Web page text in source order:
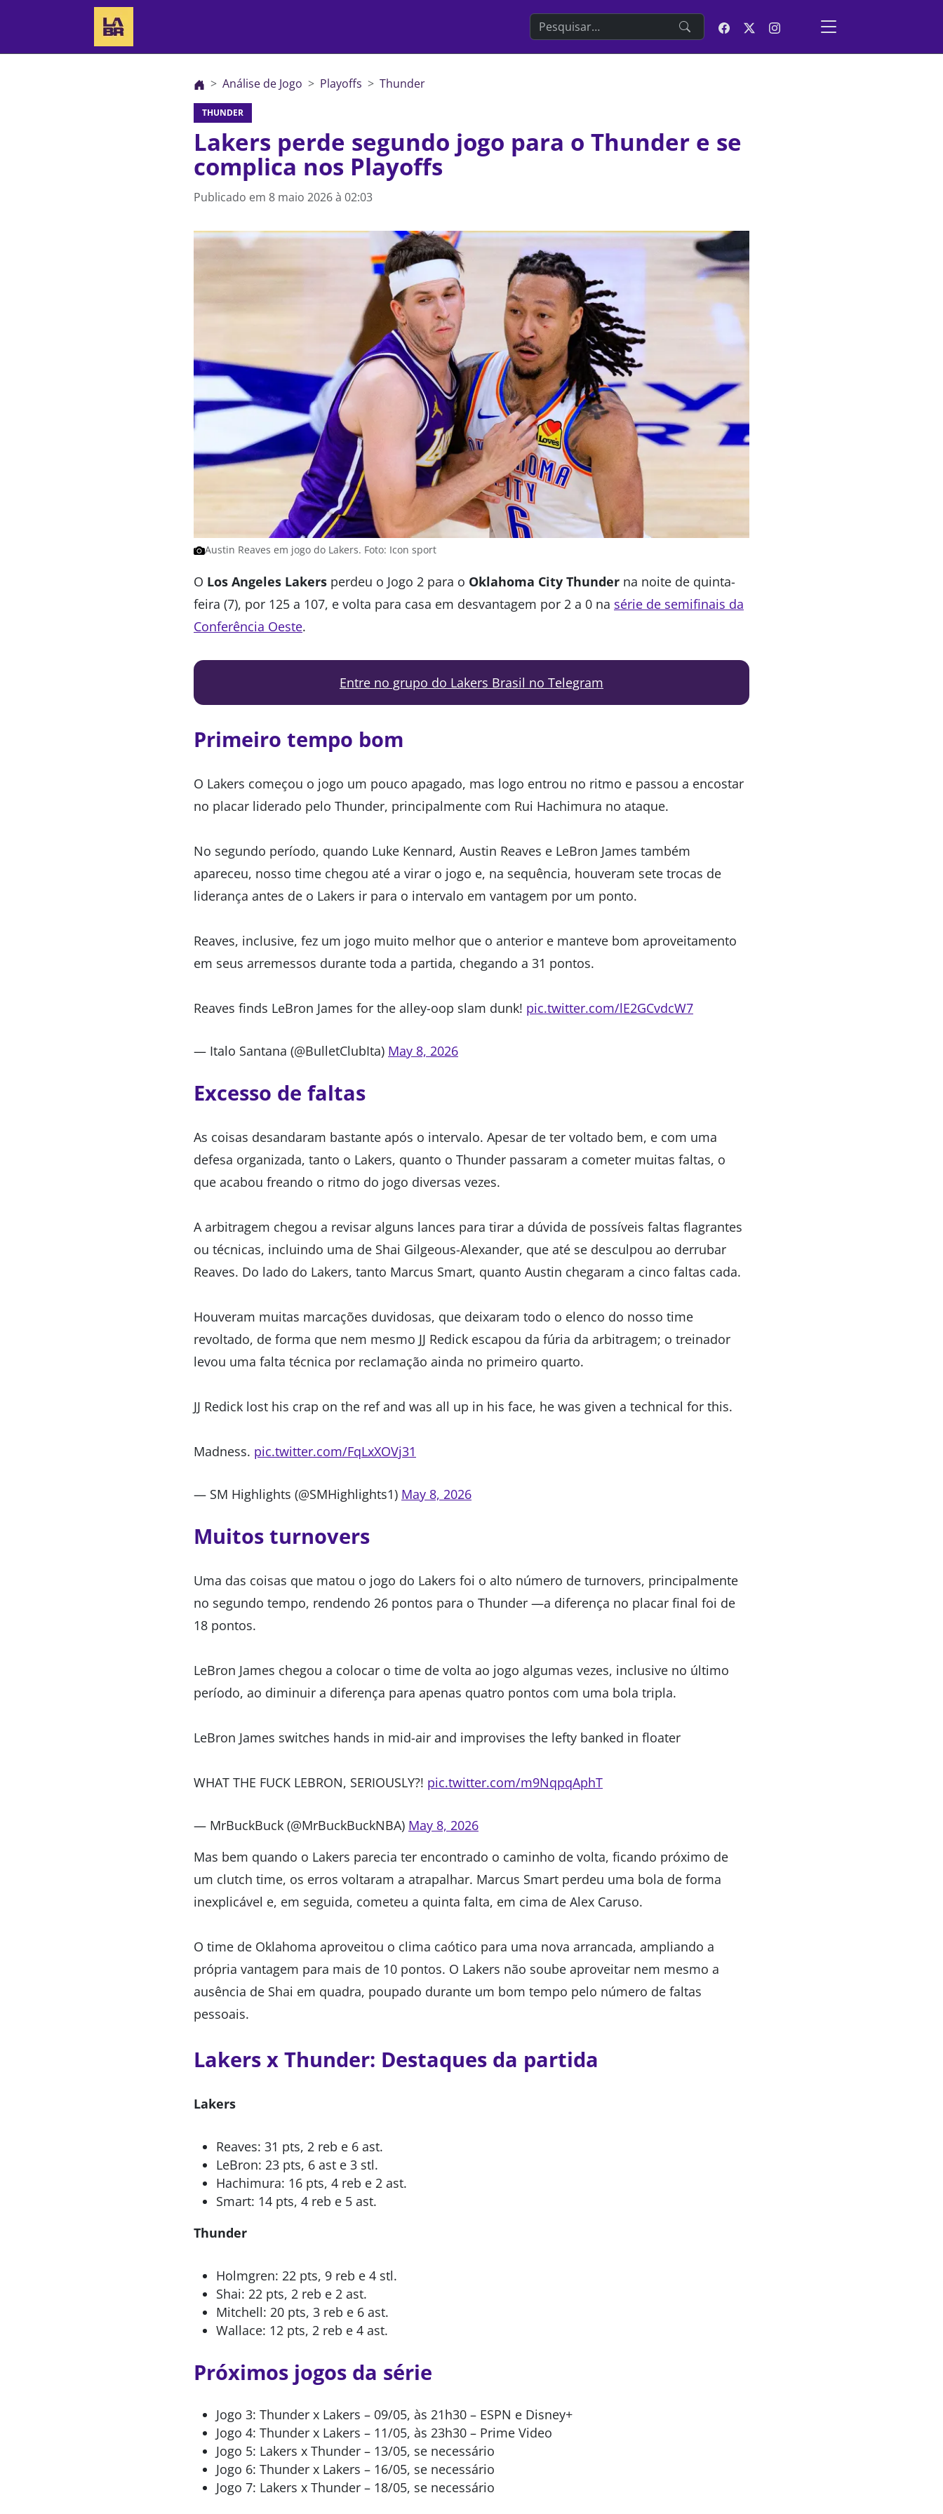
Search the website
Análise de Jogo Playoffs Thunder
THUNDER
Lakers perde segundo jogo para o Thunder e se
complica nos Playoffs
Publicado em 8 maio 2026 à 02:03
Austin Reaves em jogo do Lakers. Foto: Icon sport
O Los Angeles Lakers perdeu o Jogo 2 para o Oklahoma City Thunder na noite de quinta-
feira (7), por 125 a 107, e volta para casa em desvantagem por 2 a 0 na série de semifinais da
Conferência Oeste.
Entre no grupo do Lakers Brasil no Telegram
Primeiro tempo bom
O Lakers começou o jogo um pouco apagado, mas logo entrou no ritmo e passou a encostar
no placar liderado pelo Thunder, principalmente com Rui Hachimura no ataque.
No segundo período, quando Luke Kennard, Austin Reaves e LeBron James também
apareceu, nosso time chegou até a virar o jogo e, na sequência, houveram sete trocas de
liderança antes de o Lakers ir para o intervalo em vantagem por um ponto.
Reaves, inclusive, fez um jogo muito melhor que o anterior e manteve bom aproveitamento
em seus arremessos durante toda a partida, chegando a 31 pontos.
Reaves finds LeBron James for the alley-oop slam dunk! pic.twitter.com/lE2GCvdcW7
— Italo Santana (@BulletClubIta) May 8, 2026
Excesso de faltas
As coisas desandaram bastante após o intervalo. Apesar de ter voltado bem, e com uma
defesa organizada, tanto o Lakers, quanto o Thunder passaram a cometer muitas faltas, o
que acabou freando o ritmo do jogo diversas vezes.
A arbitragem chegou a revisar alguns lances para tirar a dúvida de possíveis faltas flagrantes
ou técnicas, incluindo uma de Shai Gilgeous-Alexander, que até se desculpou ao derrubar
Reaves. Do lado do Lakers, tanto Marcus Smart, quanto Austin chegaram a cinco faltas cada.
Houveram muitas marcações duvidosas, que deixaram todo o elenco do nosso time
revoltado, de forma que nem mesmo JJ Redick escapou da fúria da arbitragem; o treinador
levou uma falta técnica por reclamação ainda no primeiro quarto.
JJ Redick lost his crap on the ref and was all up in his face, he was given a technical for this.
Madness. pic.twitter.com/FqLxXOVj31
— SM Highlights (@SMHighlights1) May 8, 2026
Muitos turnovers
Uma das coisas que matou o jogo do Lakers foi o alto número de turnovers, principalmente
no segundo tempo, rendendo 26 pontos para o Thunder —a diferença no placar final foi de
18 pontos.
LeBron James chegou a colocar o time de volta ao jogo algumas vezes, inclusive no último
período, ao diminuir a diferença para apenas quatro pontos com uma bola tripla.
LeBron James switches hands in mid-air and improvises the lefty banked in floater
WHAT THE FUCK LEBRON, SERIOUSLY?! pic.twitter.com/m9NqpqAphT
— MrBuckBuck (@MrBuckBuckNBA) May 8, 2026
Mas bem quando o Lakers parecia ter encontrado o caminho de volta, ficando próximo de
um clutch time, os erros voltaram a atrapalhar. Marcus Smart perdeu uma bola de forma
inexplicável e, em seguida, cometeu a quinta falta, em cima de Alex Caruso.
O time de Oklahoma aproveitou o clima caótico para uma nova arrancada, ampliando a
própria vantagem para mais de 10 pontos. O Lakers não soube aproveitar nem mesmo a
ausência de Shai em quadra, poupado durante um bom tempo pelo número de faltas
pessoais.
Lakers x Thunder: Destaques da partida
Lakers
Reaves: 31 pts, 2 reb e 6 ast.
LeBron: 23 pts, 6 ast e 3 stl.
Hachimura: 16 pts, 4 reb e 2 ast.
Smart: 14 pts, 4 reb e 5 ast.
Thunder
Holmgren: 22 pts, 9 reb e 4 stl.
Shai: 22 pts, 2 reb e 2 ast.
Mitchell: 20 pts, 3 reb e 6 ast.
Wallace: 12 pts, 2 reb e 4 ast.
Próximos jogos da série
Jogo 3: Thunder x Lakers – 09/05, às 21h30 – ESPN e Disney+
Jogo 4: Thunder x Lakers – 11/05, às 23h30 – Prime Video
Jogo 5: Lakers x Thunder – 13/05, se necessário
Jogo 6: Thunder x Lakers – 16/05, se necessário
Jogo 7: Lakers x Thunder – 18/05, se necessário